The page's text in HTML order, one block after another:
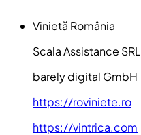
Vinietă România
Scala Assistance SRL
barely digital GmbH
https://roviniete.ro
https://vintrica.com